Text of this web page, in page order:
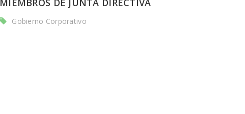
MIEMBROS DE JUNTA DIRECTIVA
Gobierno Corporativo